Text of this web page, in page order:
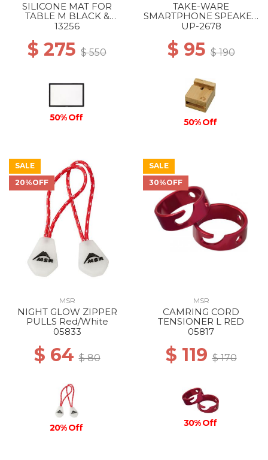
SILICONE MAT FOR
TABLE M BLACK &
WHITE
13256
$ 275 $ 550
50% Off
TAKE-WARE
SMARTPHONE SPEAKER
STAND (SLIM) --
UP-2678
$ 95$ 190
50% Off
SALE
20%OFF
MSR
NIGHT GLOW ZIPPER
PULLS Red/White
05833
$ 64$ 80
20% Off
SALE
30%OFF
MSR
CAMRING CORD
TENSIONER L RED
05817
$ 119$ 170
30% Off